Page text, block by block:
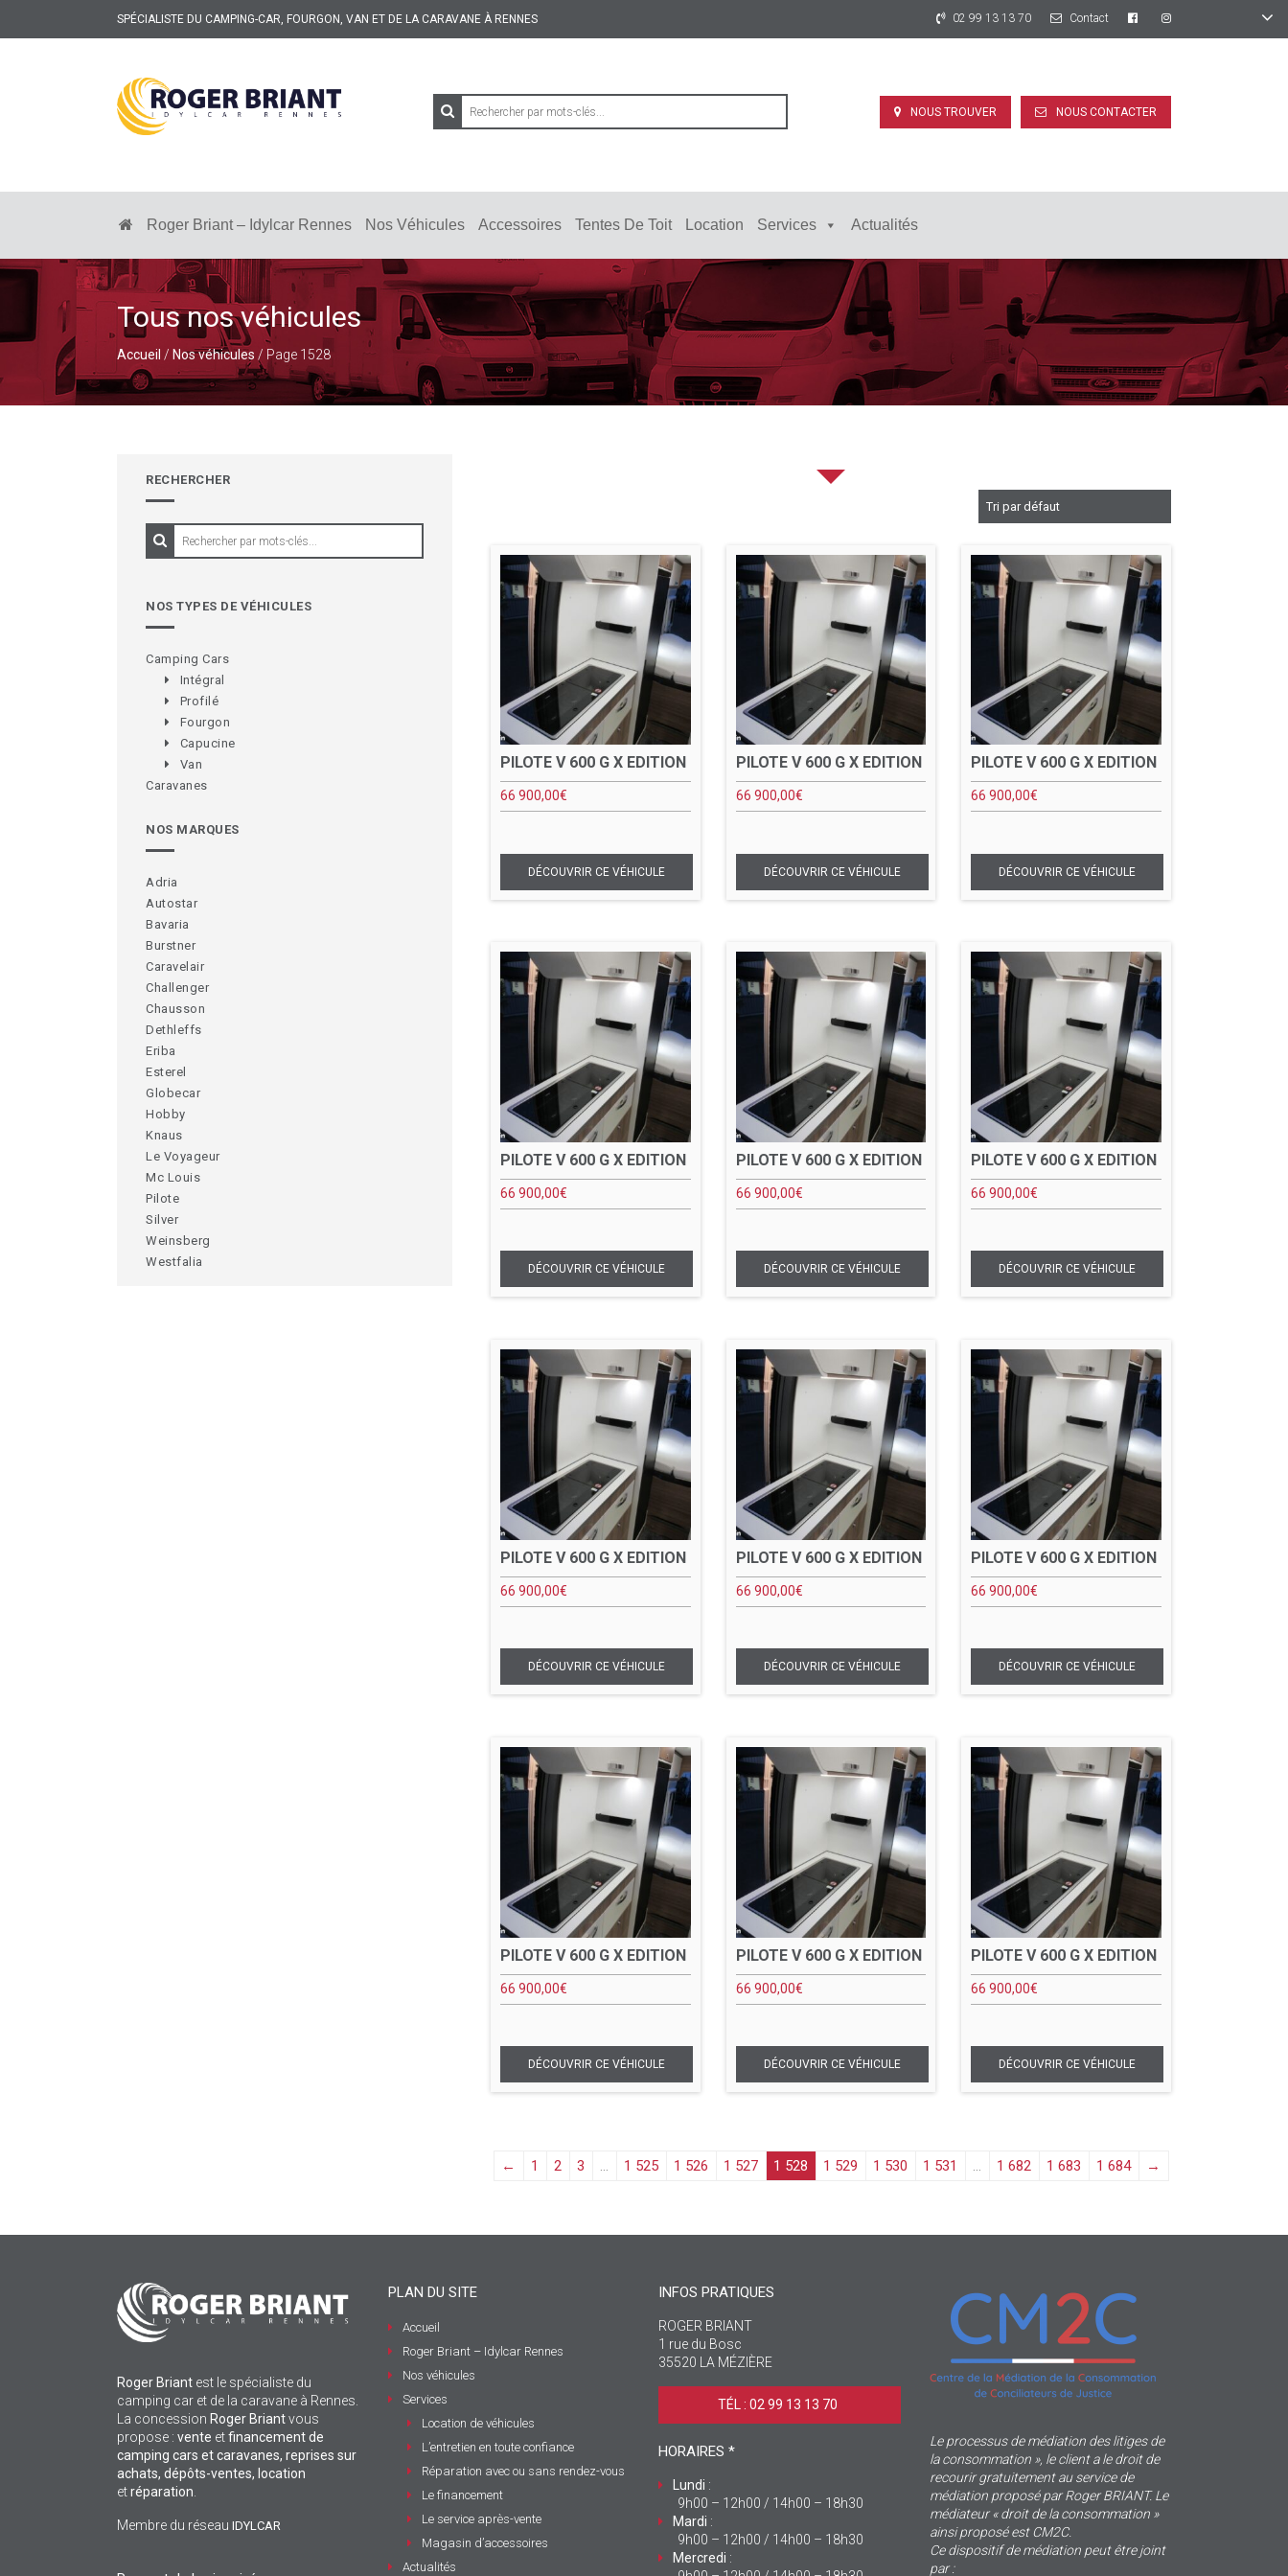
SPÉCIALISTE DU CAMPING-CAR, FOURGON, VAN ET DE LA CARAVANE À RENNES 02 99 13 13 70 Contact
ROGER
BRIANT
DU
CAR
DE
LA
CARAVANE
RENNES
NOUS TROUVER NOUS CONTACTER
Roger Briant – Idylcar Rennes Nos Véhicules Accessoires Tentes De Toit Location Services Actualités
Nos véhicules
Accueil / Nos véhicules / Page 1528
PILOTE V 600 G X EDITION
66 900,00€
PILOTE V 600 G X EDITION
66 900,00€
PILOTE V 600 G X EDITION
66 900,00€
PILOTE V 600 G X EDITION
66 900,00€
PILOTE V 600 G X EDITION
66 900,00€
PILOTE V 600 G X EDITION
66 900,00€
PILOTE V 600 G X EDITION
66 900,00€
PILOTE V 600 G X EDITION
66 900,00€
PILOTE V 600 G X EDITION
66 900,00€
PILOTE V 600 G X EDITION
66 900,00€
PILOTE V 600 G X EDITION
66 900,00€
PILOTE V 600 G X EDITION
66 900,00€
← 1 2 3 1 525 1 526 1 527 1 528 1 529 1 530 1 531 1 682 1 683 1 684 →
RECHERCHER
NOS TYPES DE VÉHICULES
Camping Cars
Intégral
Profilé
Fourgon
Capucine
Van
Caravanes
NOS MARQUES
Adria
Autostar
Bavaria
Burstner
Caravelair
Challenger
Chausson
Dethleffs
Eriba
Esterel
Globecar
Hobby
Knaus
Le Voyageur
Mc Louis
Pilote
Silver
Weinsberg
Westfalia
Roger Briant est le spécialiste du
camping car et de la caravane à Rennes.
La concession Roger Briantvous
propose : vente etfinancement de
camping cars et caravanes, reprises sur
achats, dépôts-ventes, location
etréparation
Membre du réseau IDYLCAR
PLAN DU SITE
Accueil
Roger Briant – Idylcar Rennes
Nos véhicules
Services
Location de véhicules
L’entretien en toute confiance
Réparation avec ou sans rendez-vous
Le financement
Le service après-vente
Magasin d’accessoires
Actualités
INFOS PRATIQUES
ROGER BRIANT
1 rue du Bosc
35520 LA MÉZIÈRE
TÉL : 02 99 13 13 70 ‎
HORAIRES *
Lundi :
9h00 – 12h00 / 14h00 – 18h30
Mardi :
9h00 – 12h00 / 14h00 – 18h30
Mercredi :
Le processus de médiation des litiges de
la consommation », le client a le droit de
recourir gratuitement au service de
médiation proposé par Roger BRIANT. Le
médiateur « droit de la consommation »
ainsi proposé est CM2C.
Ce dispositif de médiation peut être joint
par :